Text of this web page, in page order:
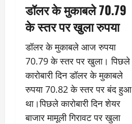
डॉलर के मुकाबले 70.79
के स्तर पर खुला रुपया
डॉलर के मुकाबले आज रुपया
70.79 के स्तर पर खुला। पिछले
कारोबारी दिन डॉलर के मुकाबले
रुपया 70.82 के स्तर पर बंद हुआ
था।पिछले कारोबारी दिन शेयर
बाजार मामूली गिरावट पर खुला